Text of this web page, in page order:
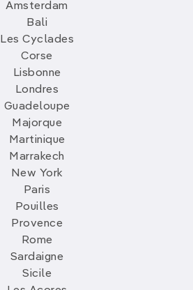
Amsterdam
Bali
Les Cyclades
Corse
Lisbonne
Londres
Guadeloupe
Majorque
Martinique
Marrakech
New York
Paris
Pouilles
Provence
Rome
Sardaigne
Sicile